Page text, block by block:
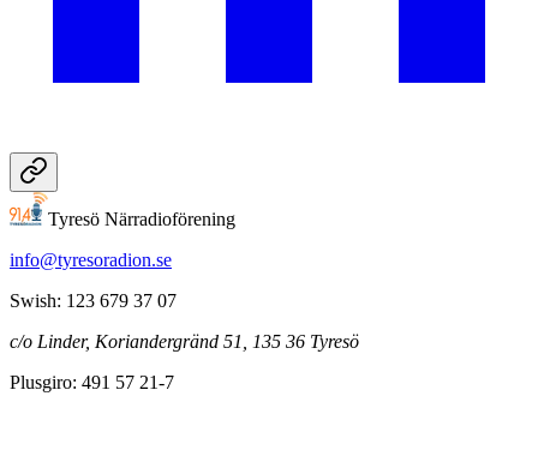
Tyresö Närradioförening
info@tyresoradion.se
Swish: 123 679 37 07
c/o Linder, Koriandergränd 51, 135 36 Tyresö
Plusgiro: 491 57 21-7